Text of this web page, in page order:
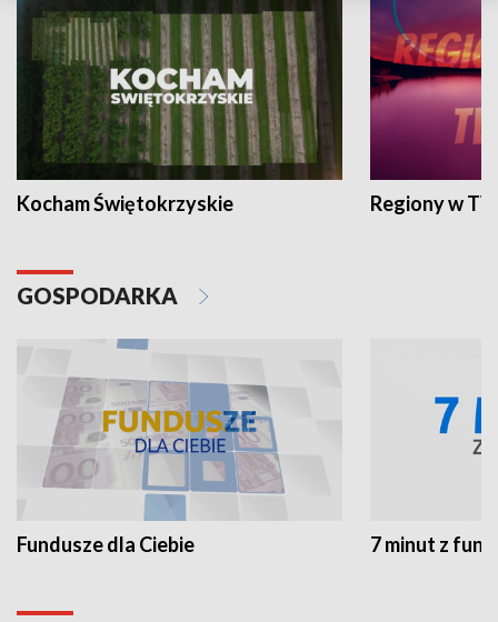
Kocham Świętokrzyskie Regiony w
GOSPODARKA
Fundusze dla Ciebie 7 minut z